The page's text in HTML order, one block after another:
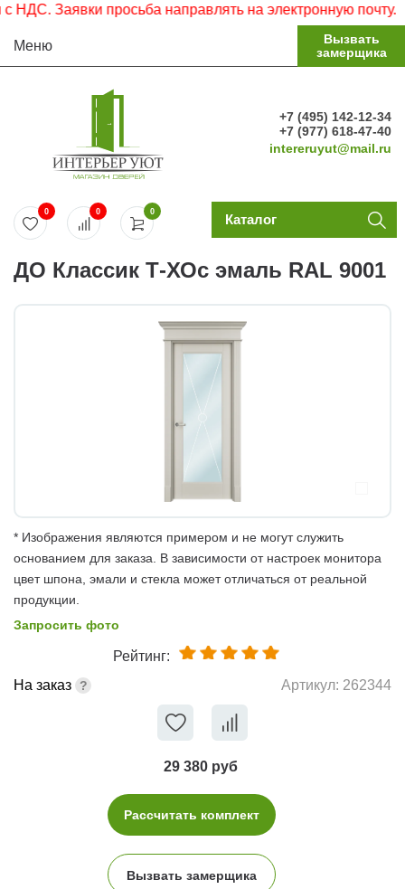
Заявки просьба направлять на электронную почту.
Меню
Вызвать
замерщика
+7 (495) 142-12-34
+7 (977) 618-47-40
intereruyut@mail.ru
0
0 0 Каталог
ДО Классик Т-ХОс эмаль RAL 9001
* Изображения являются примером и не могут служить
основанием для заказа. В зависимости от настроек монитора
цвет шпона, эмали и стекла может отличаться от реальной
продукции.
Запросить фото
Рейтинг:
На заказ
Артикул: 262344
29 380 руб
Рассчитать комплект
Вызвать замерщика